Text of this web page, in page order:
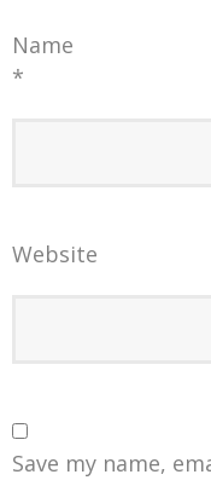
Name
*
Website
Save my name,